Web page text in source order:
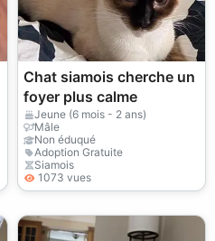
Chat siamois cherche un
foyer plus calme
Jeune (6 mois - 2 ans)
Mâle
Non éduqué
Adoption Gratuite
Siamois
1073 vues